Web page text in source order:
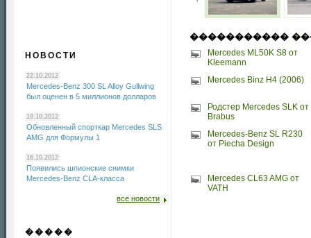
НОВОСТИ
22.10.2012
Mercedes-Benz 300 SL Alloy Gullwing
был оценен в 5 миллионов долларов
19.10.2012
Обновленный спорткар Mercedes SLS
AMG для Формулы 1
16.10.2012
Появились шпионские снимки
Mercedes-Benz CLA-класса
все новости
�����
�����������
Mercedes ML50K S8 от
Kleemann
Mercedes Binz H4 (2006)
Родстер Mercedes SLK от
Brabus
Mercedes-Benz SL R230
от Piecha Design
Mercedes CL63 AMG от
VATH